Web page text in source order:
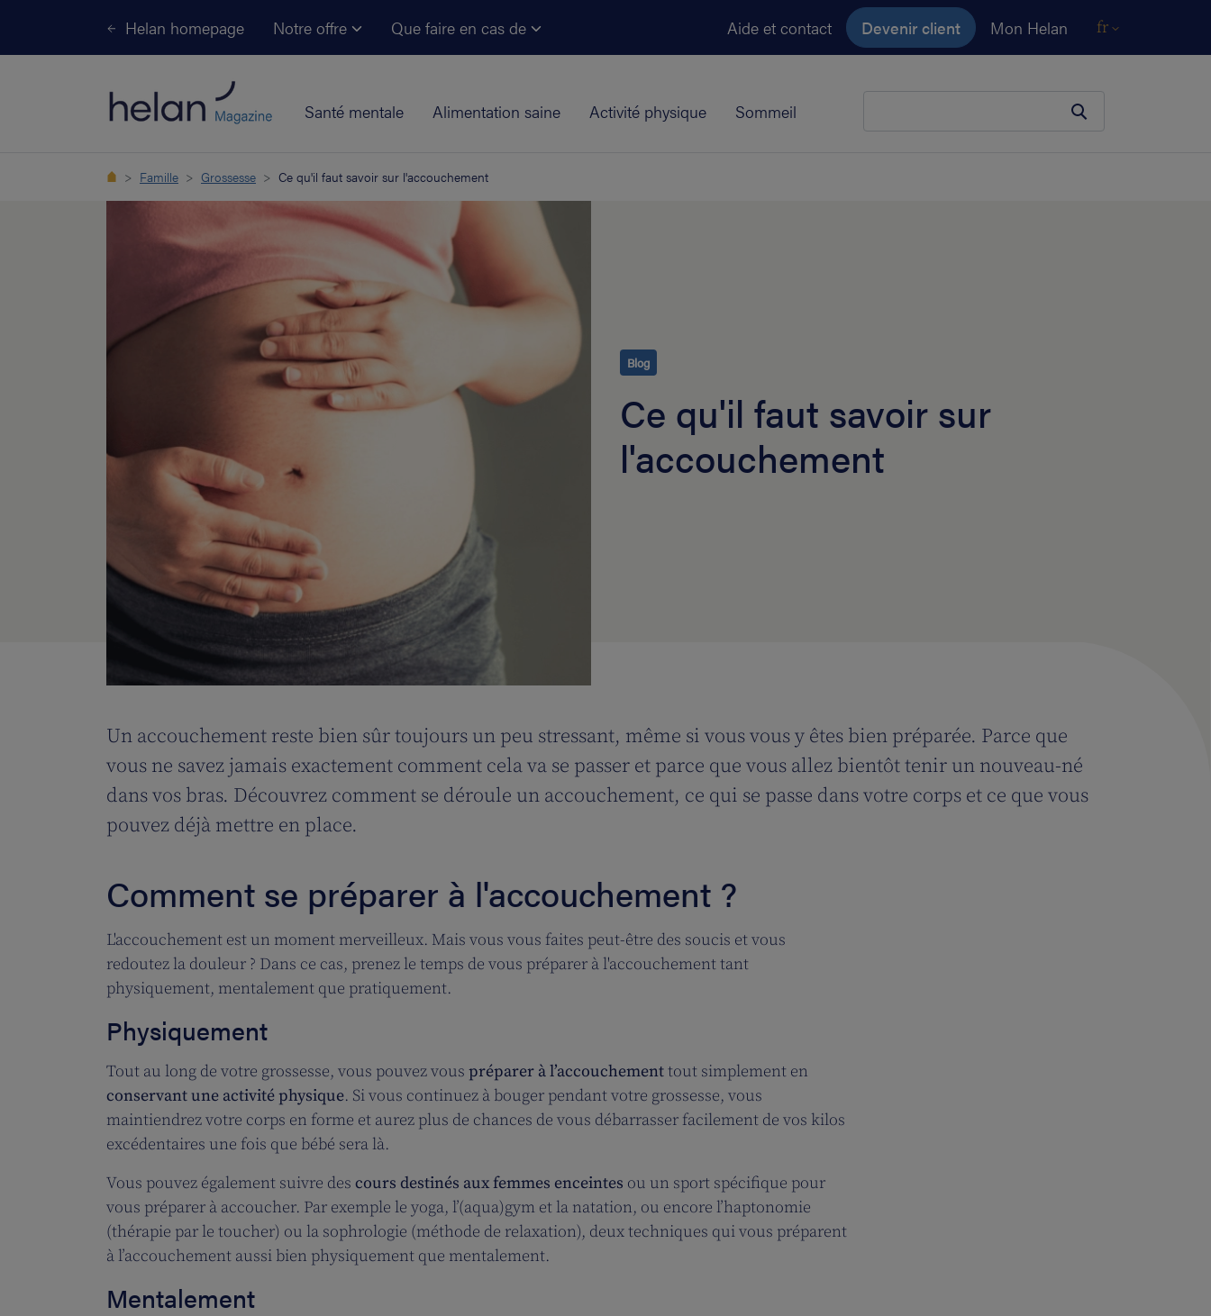
Helan homepage Notre offre Que faire en cas de Aide et contact Devenir client Mon Helan fr
Santé mentale Alimentation saine Activité physique Sommeil
Famille Grossesse Ce qu'il faut savoir sur l'accouchement
Blog
Ce qu'il faut savoir sur
l'accouchement
Un accouchement reste bien sûr toujours un peu stressant, même si vous vous y êtes bien préparée. Parce que
vous ne savez jamais exactement comment cela va se passer et parce que vous allez bientôt tenir un nouveau-né
dans vos bras. Découvrez comment se déroule un accouchement, ce qui se passe dans votre corps et ce que vous
pouvez déjà mettre en place.
Comment se préparer à l'accouchement ?
L'accouchement est un moment merveilleux. Mais vous vous faites peut-être des soucis et vous
redoutez la douleur ? Dans ce cas, prenez le temps de vous préparer à l'accouchement tant
physiquement, mentalement que pratiquement.
Physiquement
Tout au long de votre grossesse, vous pouvez vous préparer à l’accouchementtout simplement en
conservant une activité physique. Si vous continuez à bouger pendant votre grossesse, vous
maintiendrez votre corps en forme et aurez plus de chances de vous débarrasser facilement de vos kilos
excédentaires une fois que bébé sera là.
Vous pouvez également suivre des cours destinés aux femmes enceintes ou un sport spécifique pour
vous préparer à accoucher. Par exemple le yoga, l’(aqua)gym et la natation, ou encore l’haptonomie
(thérapie par le toucher) ou la sophrologie (méthode de relaxation), deux techniques qui vous préparent
à l’accouchement aussi bien physiquement que mentalement.
Mentalement